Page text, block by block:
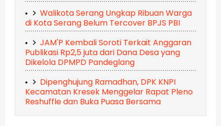
Walikota Serang Ungkap Ribuan Warga
di Kota Serang Belum Tercover BPJS PBI
JAM'P Kembali Soroti Terkait Anggaran
Publikasi Rp2,5 juta dari Dana Desa yang
Dikelola DPMPD Pandeglang
Dipenghujung Ramadhan, DPK KNPI
Kecamatan Kresek Menggelar Rapat Pleno
Reshuffle dan Buka Puasa Bersama